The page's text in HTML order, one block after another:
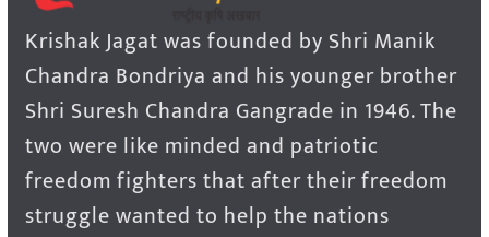
Krishak Jagat was founded by Shri Manik
Chandra Bondriya and his younger brother
Shri Suresh Chandra Gangrade in 1946. The
two were like minded and patriotic
freedom fighters that after their freedom
struggle wanted to help the nations